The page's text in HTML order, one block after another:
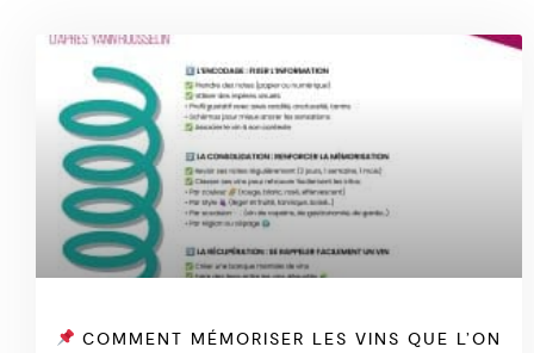
COMMENT MÉMORISER LES VINS QUE L’ON